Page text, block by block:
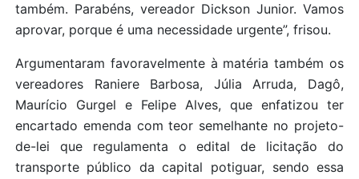
também. Parabéns, vereador Dickson Junior. Vamos
aprovar, porque é uma necessidade urgente”, frisou.
Argumentaram favoravelmente à matéria também os
vereadores Raniere Barbosa, Júlia Arruda, Dagô,
Maurício Gurgel e Felipe Alves, que enfatizou ter
encartado emenda com teor semelhante no projeto-
de-lei que regulamenta o edital de licitação do
transporte público da capital potiguar, sendo essa